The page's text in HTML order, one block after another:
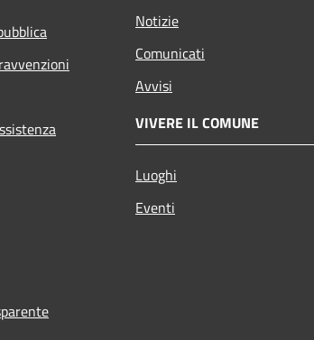
Notizie
Comunicati
Avvisi
VIVERE IL COMUNE
Luoghi
Eventi